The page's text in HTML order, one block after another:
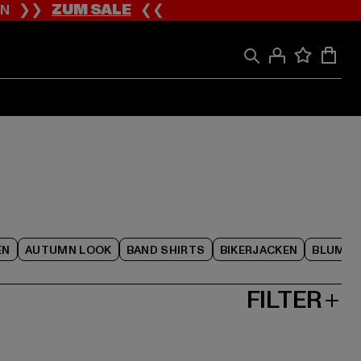
❯❯ZUM SALE❮❮
AUTUMN LOOK BAND SHIRTS BIKERJACKEN
FILTER